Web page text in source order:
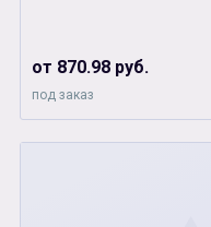
от 870.98 руб.
под заказ